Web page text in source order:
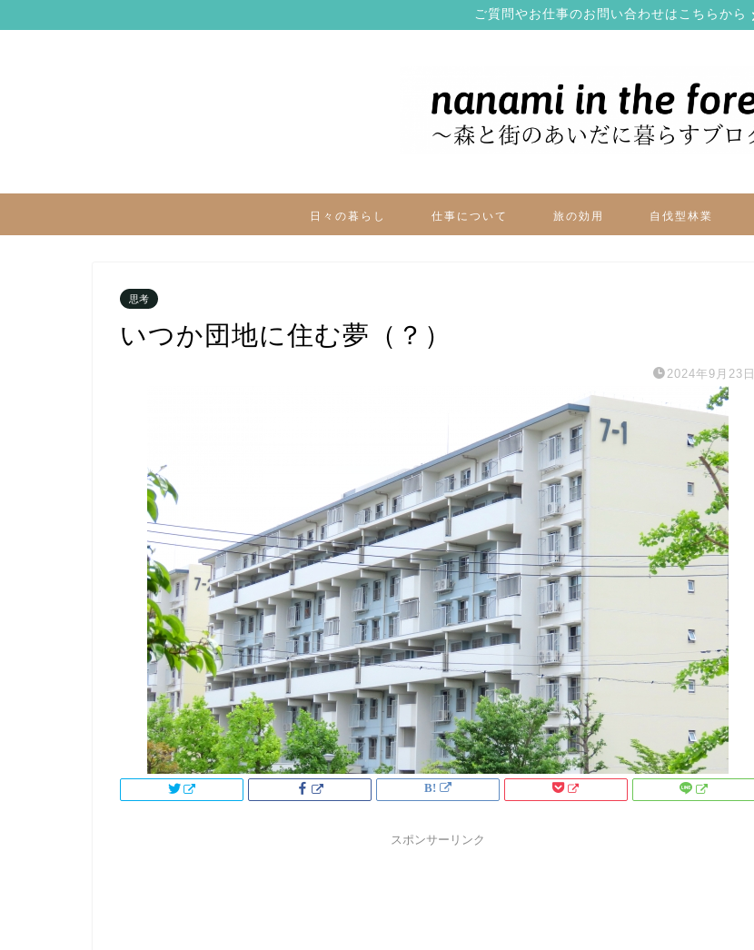
ご質問やお仕事のお問い合わせはこちらから
日々の暮らし 仕事について 旅の効用 自伐型林業
思考
いつか団地に住む夢（？）
2024年9月23日
スポンサーリンク